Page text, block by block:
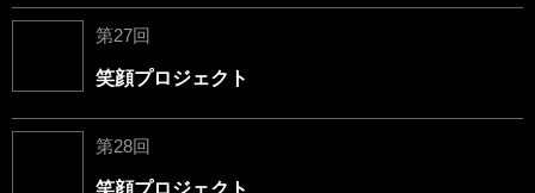
第27回
笑顔プロジェクト
第28回
笑顔プロジェクト